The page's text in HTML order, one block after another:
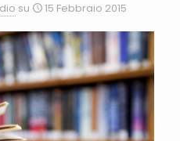
su 15 Febbraio 2015